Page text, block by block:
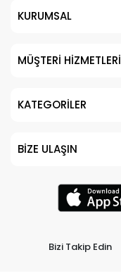
KURUMSAL
MÜŞTERİ HİZMETLERİ
KATEGORİLER
BİZE ULAŞIN
Bizi Takip Edin